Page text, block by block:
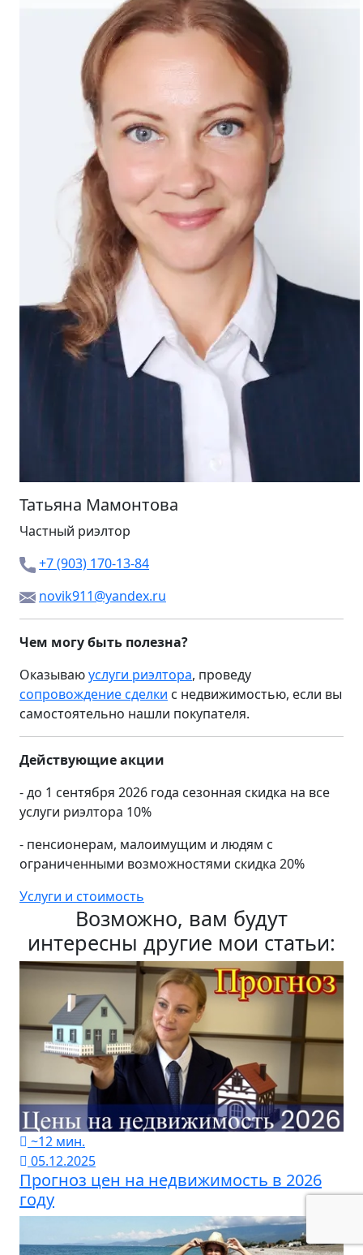
Татьяна Мамонтова
Частный риэлтор
+7 (903) 170-13-84
novik911@yandex.ru
Чем могу быть полезна?
Оказываюуслуги риэлтора, проведу
сопровождение сделки с недвижимостью, если вы
самостоятельно нашли покупателя.
Действующие акции
- до 1 сентября 2026 года сезонная скидка на все
услуги риэлтора 10%
- пенсионерам, малоимущим и людям с
ограниченными возможностями скидка 20%
Услуги и стоимость
Возможно, вам будут
интересны другие мои статьи:
~12 мин.
05.12.2025
Прогноз цен на недвижимость в 2026
году